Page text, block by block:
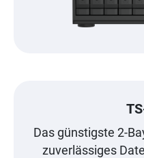
Das günstigste 2-
zuverlässiges